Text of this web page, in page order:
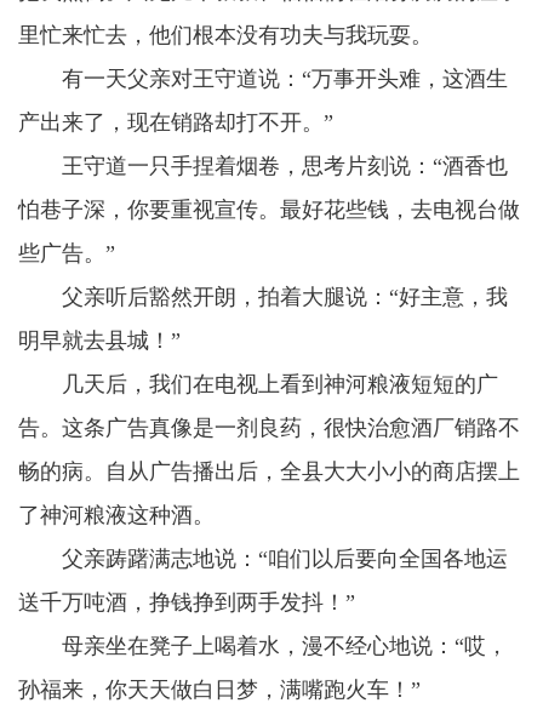
里忙来忙去，他们根本没有功夫与我玩耍。
有一天父亲对王守道说：“万事开头难，这酒生
产出来了，现在销路却打不开。”
王守道一只手捏着烟卷，思考片刻说：“酒香也
怕巷子深，你要重视宣传。最好花些钱，去电视台做
些广告。”
父亲听后豁然开朗，拍着大腿说：“好主意，我
明早就去县城！”
几天后，我们在电视上看到神河粮液短短的广
告。这条广告真像是一剂良药，很快治愈酒厂销路不
畅的病。自从广告播出后，全县大大小小的商店摆上
了神河粮液这种酒。
父亲踌躇满志地说：“咱们以后要向全国各地运
送千万吨酒，挣钱挣到两手发抖！”
母亲坐在凳子上喝着水，漫不经心地说：“哎，
孙福来，你天天做白日梦，满嘴跑火车！”